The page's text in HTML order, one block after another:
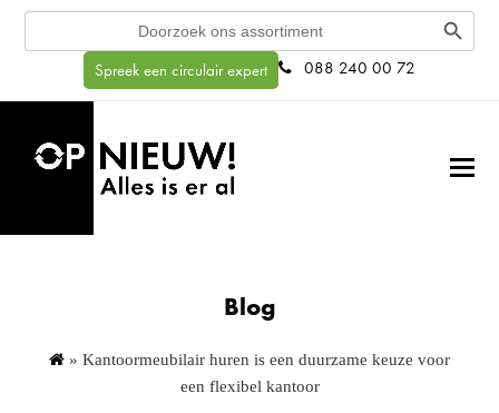
Search
Search Button
Spreek een circulair expert 088 240 00 72
Blog
» Kantoormeubilair huren is een duurzame keuze voor
een flexibel kantoor